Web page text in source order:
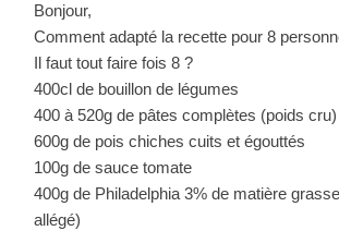
Bonjour,
Comment adapté la recette pour 8
Il faut tout faire fois 8 ?
400cl de bouillon de légumes
400 à 520g de pâtes complètes (poids cru)
600g de pois chiches cuits et égouttés
100g de sauce tomate
400g de Philadelphia 3% de matière
allégé)